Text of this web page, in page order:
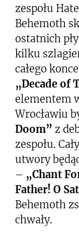
zespołu
Behemoth
ostatnich
kilku
całego
„Decade of
elementem
Wrocławiu
Doom” z
zespołu.
utwory
– „Chant
Father! O
Behemoth
chwały.